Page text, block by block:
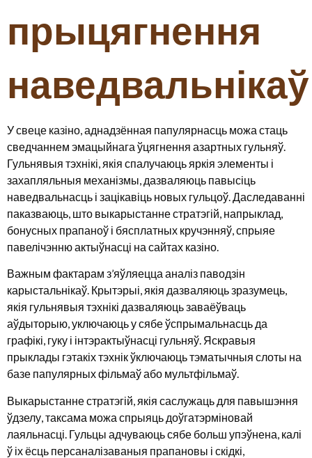
прыцягнення
наведвальнікаў
У свеце казіно, аднадзённая папулярнасць можа стаць
сведчаннем эмацыйнага ўцягнення азартных гульняў.
Гульнявыя тэхнікі, якія спалучаюць яркія элементы і
захапляльныя механізмы, дазваляюць павысіць
наведвальнасць і зацікавіць новых гульцоў. Даследаванні
паказваюць, што выкарыстанне стратэгій, напрыклад,
бонусных прапаноў і бясплатных кручэнняў, спрыяе
павелічэнню актыўнасці на сайтах казіно.
Важным фактарам з’яўляецца аналіз паводзін
карыстальнікаў. Крытэрыі, якія дазваляюць зразумець,
якія гульнявыя тэхнікі дазваляюць заваёўваць
аўдыторыю, уключаюць у сябе ўспрымальнасць да
графікі, гуку і інтэрактыўнасці гульняў. Яскравыя
прыклады гэтакіх тэхнік ўключаюць тэматычныя слоты на
базе папулярных фільмаў або мультфільмаў.
Выкарыстанне стратэгій, якія саслужаць для павышэння
ўдзелу, таксама можа спрыяць доўгатэрміновай
лаяльнасці. Гульцы адчуваюць сябе больш упэўнена, калі
ў іх ёсць персаналізаваныя прапановы і скідкі,